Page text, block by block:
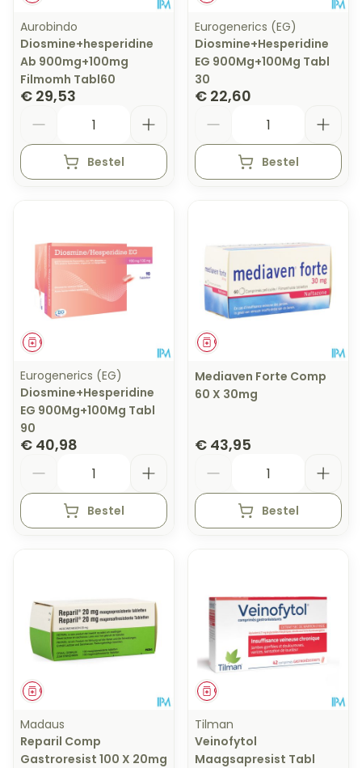
Aurobindo
Diosmine+hesperidine
Ab 900mg+100mg
Filmomh Tabl60
€ 29,53
Bestel
Eurogenerics (EG)
Diosmine+Hesperidine
EG 900Mg+100Mg Tabl
30
€ 22,60
Bestel
Geneesmiddel
Eurogenerics (EG)
Diosmine+Hesperidine
EG 900Mg+100Mg Tabl
90
€ 40,98
Bestel
Geneesmiddel
Mediaven Forte Comp
60 X 30mg
€ 43,95
Bestel
Geneesmiddel
Madaus
Reparil Comp
Gastroresist 100 X 20mg
Geneesmiddel
Tilman
Veinofytol
Maagsapresist Tabl